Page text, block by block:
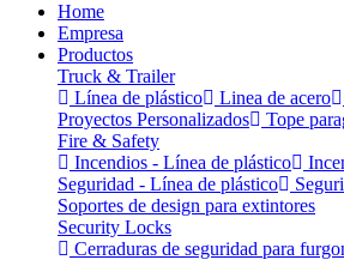
Home
Empresa
Productos
Truck & Trailer
Línea de plástico
Linea de acero
Proyectos Personalizados
Tope
Fire & Safety
Incendios - Línea de plástico
Seguridad - Línea de plástico
Soportes de design para extintores
Security Locks
Cerraduras de seguridad para